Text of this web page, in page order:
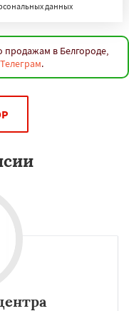
данных
в Белгороде,
Телеграм.